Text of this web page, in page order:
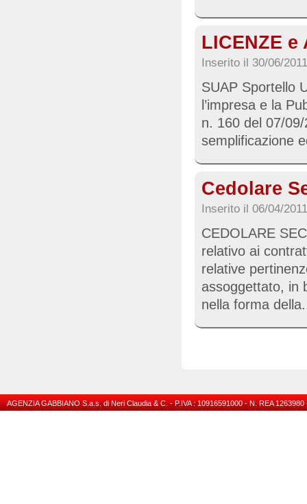
LICENZE e
Inserito il 30/06/
SUAP Sportello
l’impresa e la
n. 160 del 07/
semplificazione
Cedolare
Inserito il 06/04/
CEDOLARE
relativo ai
relative
assoggettato, in
nella forma
AGENZIA GABBIANO S.a.s. di Neri Claudia & C. - P.IVA : 10916591000 - N. REA